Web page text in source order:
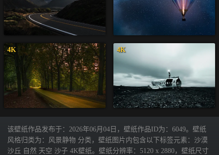
4K 4K
该壁纸作品发布于：2026年06月04日，壁纸作品ID为：6049。壁纸
风格归类为：风景静物 分类，壁纸图片内包含以下标签元素：沙漠
沙丘 自然 天空 沙子 4K壁纸。壁纸分辨率：5120 x 2880，壁纸尺寸